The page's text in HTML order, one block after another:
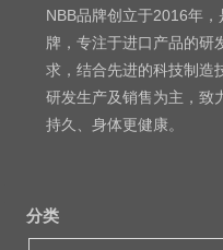
NBB品牌创立于2016年
牌，专注于进口产品的研
求，结合先进的科技制造
研发生产及销售为主，致
持久、身体更健康。
分类